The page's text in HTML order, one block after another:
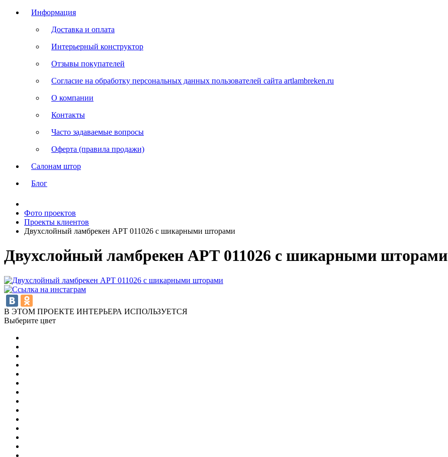
Информация
Доставка и оплата
Интерьерный конструктор
Отзывы покупателей
Согласие на обработку персональных данных пользователей сайта artlambreken.ru
О компании
Контакты
Часто задаваемые вопросы
Оферта (правила продажи)
Салонам штор
Блог
Фото проектов
Проекты клиентов
Двухслойный ламбрекен АРТ 011026 с шикарными шторами
Двухслойный ламбрекен АРТ 011026 с шикарными шторами
В ЭТОМ ПРОЕКТЕ ИНТЕРЬЕРА ИСПОЛЬЗУЕТСЯ
Выберите цвет